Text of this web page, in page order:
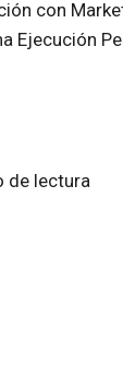
con
Ejecución
de lectura